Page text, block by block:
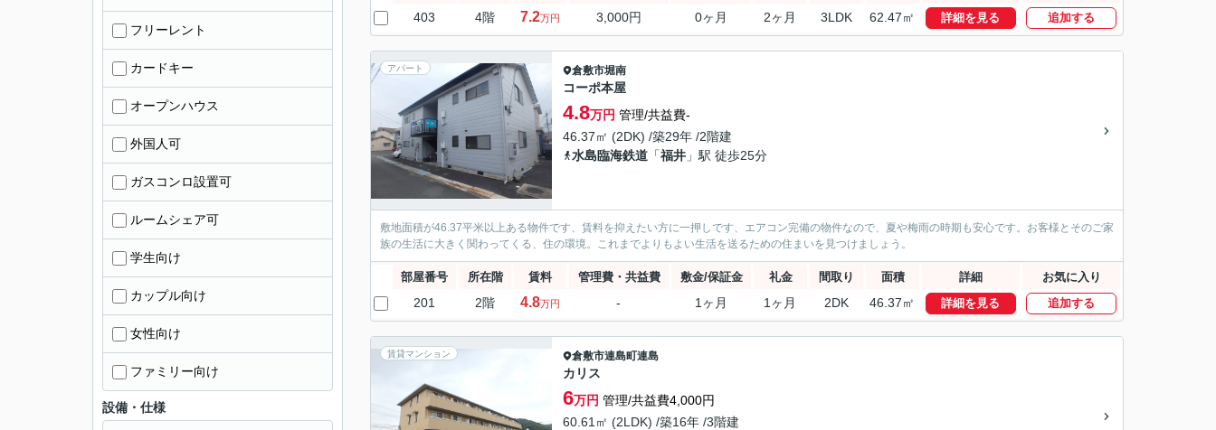
403 4階 7.2万円 3,000円 0ヶ月 2ヶ月 3LDK 62.47㎡ 詳細を見る 追加する
アパート 倉敷市堀南
コーポ本屋
4.8万円 管理/共益費-
46.37㎡ (2DK) /築29年 /2階建
水島臨海鉄道 「福井 」駅 徒歩25分
敷地面積が46.37平米以上ある物件です、賃料を抑えたい方に一押しです、エアコン完備の物件なので、夏や梅雨の時期も安心です。お客様とそのご家
族の生活に大きく関わってくる、住の環境。これまでよりもよい生活を送るための住まいを見つけましょう。
部屋番号 所在階 賃料 管理費・共益費 敷金/保証金 礼金 間取り 面積 詳細 お気に入り
201 2階 4.8万円 - 1ヶ月 1ヶ月 2DK 46.37㎡ 詳細を見る 追加する
賃貸マンション 倉敷市連島町連島
カリス
6万円 管理/共益費4,000円
60.61㎡ (2LDK) /築16年 /3階建
フリーレント
カードキー
オープンハウス
外国人可
ガスコンロ設置可
ルームシェア可
学生向け
カップル向け
女性向け
ファミリー向け
設備・仕様